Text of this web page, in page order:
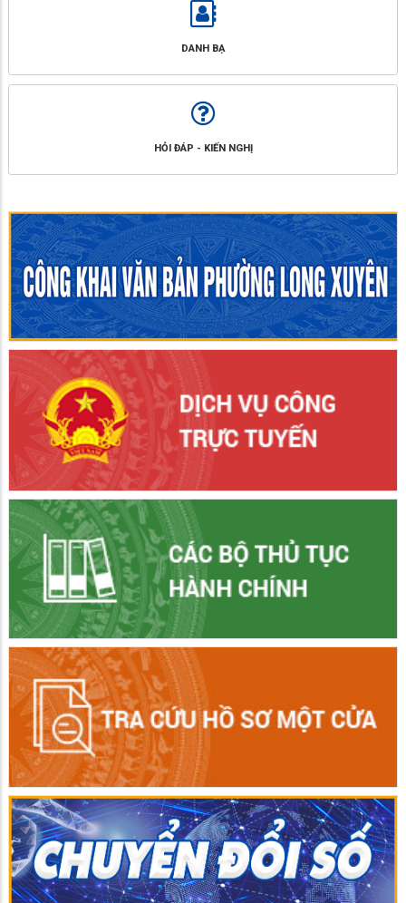
DANH BẠ
HỎI ĐÁP - KIẾN NGHỊ